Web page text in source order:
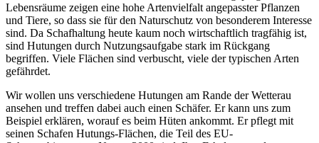
Lebensräume zeigen eine hohe Artenvielfalt angepasster Pflanzen
und Tiere, so dass sie für den Naturschutz von besonderem Interesse
sind. Da Schafhaltung heute kaum noch wirtschaftlich tragfähig ist,
sind Hutungen durch Nutzungsaufgabe stark im Rückgang
begriffen. Viele Flächen sind verbuscht, viele der typischen Arten
gefährdet.
Wir wollen uns verschiedene Hutungen am Rande der Wetterau
ansehen und treffen dabei auch einen Schäfer. Er kann uns zum
Beispiel erklären, worauf es beim Hüten ankommt. Er pflegt mit
seinen Schafen Hutungs-Flächen, die Teil des EU-